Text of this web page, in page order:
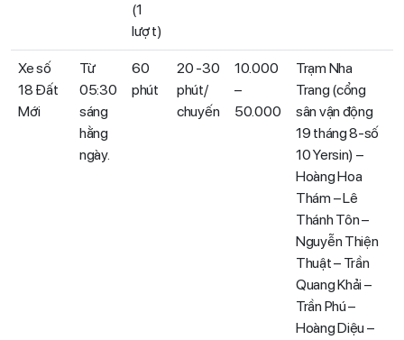
(1
lượt)
Xe số
18 Đất
Mới
Từ
05:30
sáng
hằng
ngày.
60
phút
20 -30
phút/
chuyến
10.000
–
50.000
Trạm Nha
Trang (cổng
sân vận động
19 tháng 8-số
10 Yersin) –
Hoàng Hoa
Thám – Lê
Thánh Tôn –
Nguyễn Thiện
Thuật – Trần
Quang Khải –
Trần Phú –
Hoàng Diệu –